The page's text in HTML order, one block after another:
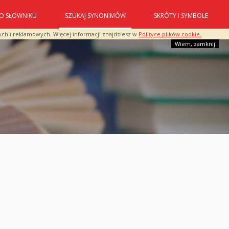
i reklamowych. Więcej informacji znajdziesz w Polityce plików cookie.
Wiem, zamknij
O SŁOWNIKU SZUKAJ SYNONIMÓW SKRÓTY I SYMBOLE